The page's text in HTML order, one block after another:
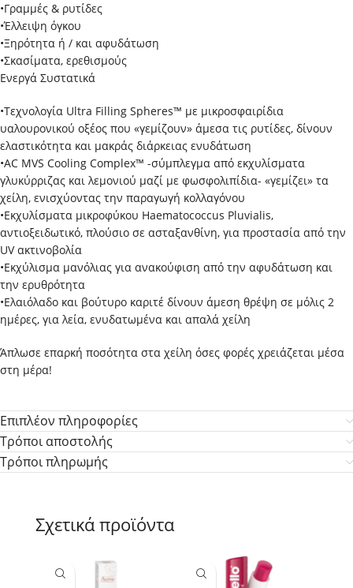
•Γραμμές & ρυτίδες
•Έλλειψη όγκου
•Ξηρότητα ή / και αφυδάτωση
•Σκασίματα, ερεθισμούς
Ενεργά Συστατικά
•Τεχνολογία Ultra Filling Spheres™ με μικροσφαιρίδια
υαλουρονικού οξέος που «γεμίζουν» άμεσα τις ρυτίδες, δίνουν
ελαστικότητα και μακράς διάρκειας ενυδάτωση
•AC MVS Cooling Complex™ -σύμπλεγμα από εκχυλίσματα
γλυκύρριζας και λεμονιού μαζί με φωσφολιπίδια- «γεμίζει» τα
χείλη, ενισχύοντας την παραγωγή κολλαγόνου
•Εκχυλίσματα μικροφύκου Ηaematococcus Pluvialis,
αντιοξειδωτικό, πλούσιο σε ασταξανθίνη, για προστασία από την
UV ακτινοβολία
•Εκχύλισμα μανόλιας για ανακούφιση από την αφυδάτωση και
την ερυθρότητα
•Ελαιόλαδο και βούτυρο καριτέ δίνουν άμεση θρέψη σε μόλις 2
ημέρες, για λεία, ενυδατωμένα και απαλά χείλη
Άπλωσε επαρκή ποσότητα στα χείλη όσες φορές χρειάζεται μέσα
στη μέρα!
Επιπλέον πληροφορίες
Τρόποι αποστολής
Τρόποι πληρωμής
Σχετικά προϊόντα